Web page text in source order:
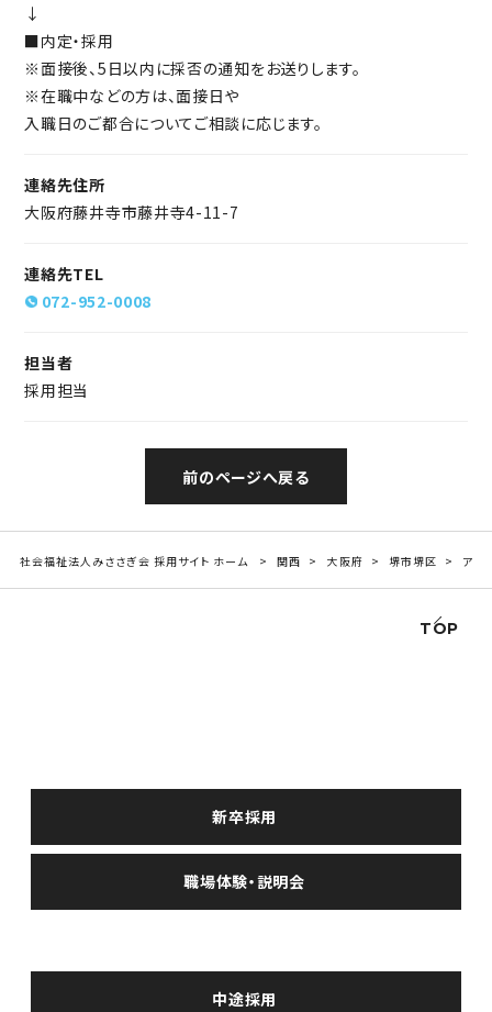
↓
■内定・採用
※面接後、5日以内に採否の通知をお送りします。
※在職中などの方は、面接日や
入職日のご都合についてご相談に応じます。
連絡先住所
大阪府藤井寺市藤井寺4-11-7
連絡先TEL
072-952-0008
担当者
採用担当
前のページへ戻る
社会福祉法人みささぎ会 採用サイト ホーム 関西 大阪府 堺市堺区 アル
新卒採用
職場体験・説明会
中途採用
TOP